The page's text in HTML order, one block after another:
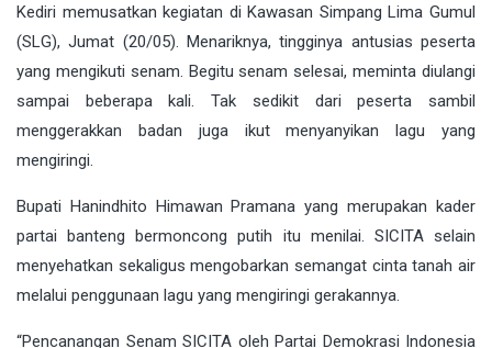
Kediri memusatkan kegiatan di Kawasan Simpang Lima Gumul
(SLG), Jumat (20/05). Menariknya, tingginya antusias peserta
yang mengikuti senam. Begitu senam selesai, meminta diulangi
sampai beberapa kali. Tak sedikit dari peserta sambil
menggerakkan badan juga ikut menyanyikan lagu yang
mengiringi.
Bupati Hanindhito Himawan Pramana yang merupakan kader
partai banteng bermoncong putih itu menilai. SICITA selain
menyehatkan sekaligus mengobarkan semangat cinta tanah air
melalui penggunaan lagu yang mengiringi gerakannya.
“Pencanangan Senam SICITA oleh Partai Demokrasi Indonesia